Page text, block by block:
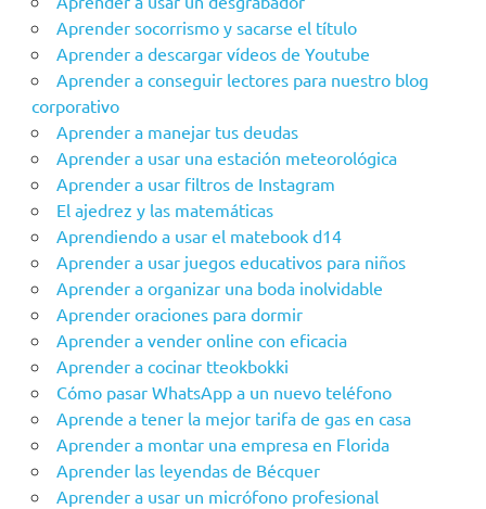
Aprender socorrismo y sacarse el título
Aprender a descargar vídeos de Youtube
Aprender a conseguir lectores para nuestro blog
corporativo
Aprender a manejar tus deudas
Aprender a usar una estación meteorológica
Aprender a usar filtros de Instagram
El ajedrez y las matemáticas
Aprendiendo a usar el matebook d14
Aprender a usar juegos educativos para niños
Aprender a organizar una boda inolvidable
Aprender oraciones para dormir
Aprender a vender online con eficacia
Aprender a cocinar tteokbokki
Cómo pasar WhatsApp a un nuevo teléfono
Aprende a tener la mejor tarifa de gas en casa
Aprender a montar una empresa en Florida
Aprender las leyendas de Bécquer
Aprender a usar un micrófono profesional